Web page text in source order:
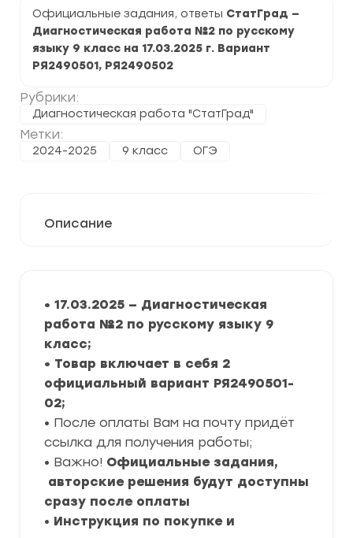
Официальные задания, ответы СтатГрад —
Диагностическая работа №2 по русскому
языку 9 класс на 17.03.2025 г. Вариант
РЯ2490501, РЯ2490502
Рубрики:
Диагностическая работа "СтатГрад"
Метки:
2024-2025 9 класс ОГЭ
класс (РЯ2490501-
02)
задания
и
ответы
Описание
• 17.03.2025 — Диагностическая
работа №2 по русскому языку 9
класс;
• Товар включает в себя 2
официальный вариант РЯ2490501-
02;
• После оплаты Вам на почту придёт
ссылка для получения работы;
• Важно! Официальные задания,
авторские решения будут доступны
сразу после оплаты
• Инструкция по покупке и